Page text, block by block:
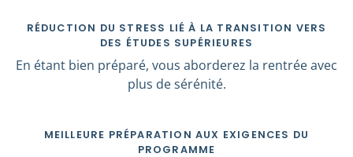
RÉDUCTION DU STRESS LIÉ À LA TRANSITION VERS
DES ÉTUDES SUPÉRIEURES
En étant bien préparé, vous aborderez la rentrée avec
plus de sérénité.
MEILLEURE PRÉPARATION AUX EXIGENCES DU
PROGRAMME